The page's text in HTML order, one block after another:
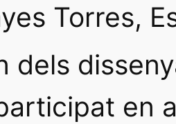
Torres,
dels
en